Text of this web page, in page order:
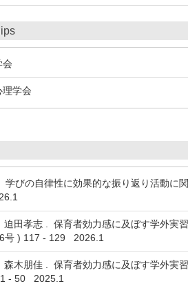
学会
びの自律性に効果的な振り返り活動に
迫田孝志 . 保育者効力感に及ぼす学外実
号 ) 117 - 129 2026.1
森木朋佳 . 保育者効力感に及ぼす学外実
- 50 2025.1